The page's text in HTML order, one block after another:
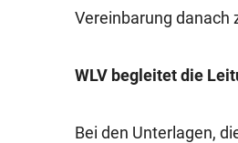
Vereinbarung danach
WLV begleitet die
Bei den Unterlagen,